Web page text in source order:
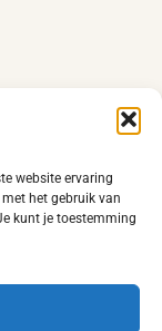
website ervaring
het gebruik van
kunt je toestemming